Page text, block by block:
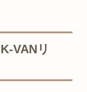
VANリ